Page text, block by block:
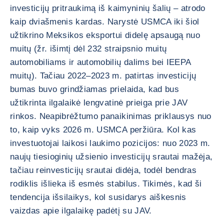
investicijų pritraukimą iš kaimyninių šalių – atrodo
kaip dviašmenis kardas. Narystė USMCA iki šiol
užtikrino Meksikos eksportui didelę apsaugą nuo
muitų (žr. išimtį dėl 232 straipsnio muitų
automobiliams ir automobilių dalims bei IEEPA
muitų). Tačiau 2022–2023 m. patirtas investicijų
bumas buvo grindžiamas prielaida, kad bus
užtikrinta ilgalaikė lengvatinė prieiga prie JAV
rinkos. Neapibrėžtumo panaikinimas priklausys nuo
to, kaip vyks 2026 m. USMCA peržiūra. Kol kas
investuotojai laikosi laukimo pozicijos: nuo 2023 m.
naujų tiesioginių užsienio investicijų srautai mažėja,
tačiau reinvesticijų srautai didėja, todėl bendras
rodiklis išlieka iš esmės stabilus. Tikimės, kad ši
tendencija išsilaikys, kol susidarys aiškesnis
vaizdas apie ilgalaikę padėtį su JAV.